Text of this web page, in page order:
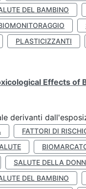
DEL BAMBINO
PLASTICIZZANTI
Effects of
derivanti
FATTORI DI
SALUTE DELLA
DEL BAMBINO